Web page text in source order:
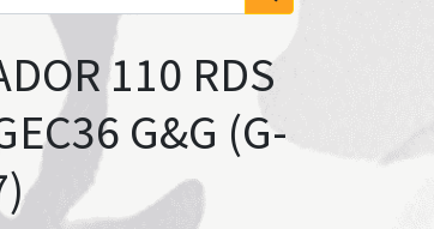
110 RDS
G&G (G-